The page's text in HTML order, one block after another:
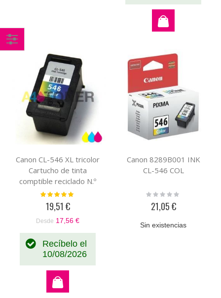
Canon CL-546 XL tricolor
Cartucho de tinta
comptible reciclado N.º
8288B001
Valoración:
19,51 €
Desde 17,56 €
Recíbelo el
10/08/2026
Canon 8289B001 INK
CL-546 COL
Rating:
21,05 €
Sin existencias
Comprar